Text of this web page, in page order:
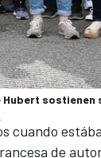
Hubert sostienen
cuando
de